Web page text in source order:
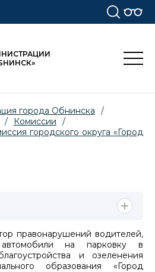
города Обнинска
/
/ Комиссии
/
городского округа «Город
правонарушений водителей,
на парковку в
и озеленения
образования «Город